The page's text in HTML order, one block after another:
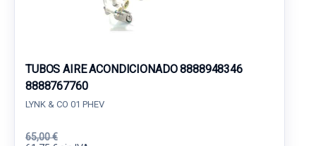
TUBOS AIRE ACONDICIONADO 8888948346
8888767760
LYNK & CO 01 PHEV
65,00 €